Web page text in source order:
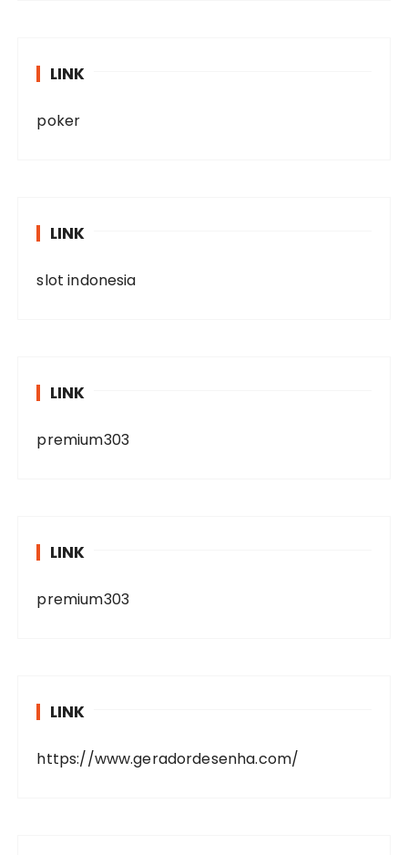
LINK
poker
LINK
slot indonesia
LINK
premium303
LINK
premium303
LINK
https://www.geradordesenha.com/